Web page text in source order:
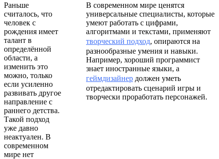
Раньше
считалось, что
человек с
рождения имеет
талант в
определённой
области, а
изменить это
можно, только
если усиленно
развивать другое
направление с
раннего детства.
Такой подход
уже давно
неактуален. В
современном
мире нет
В современном мире ценятся
универсальные специалисты, которые
умеют работать с цифрами,
алгоритмами и текстами, применяют
творческий подход, опираются на
разнообразные умения и навыки.
Например, хороший программист
знает иностранные языки, а
геймдизайнер должен уметь
отредактировать сценарий игры и
творчески проработать персонажей.